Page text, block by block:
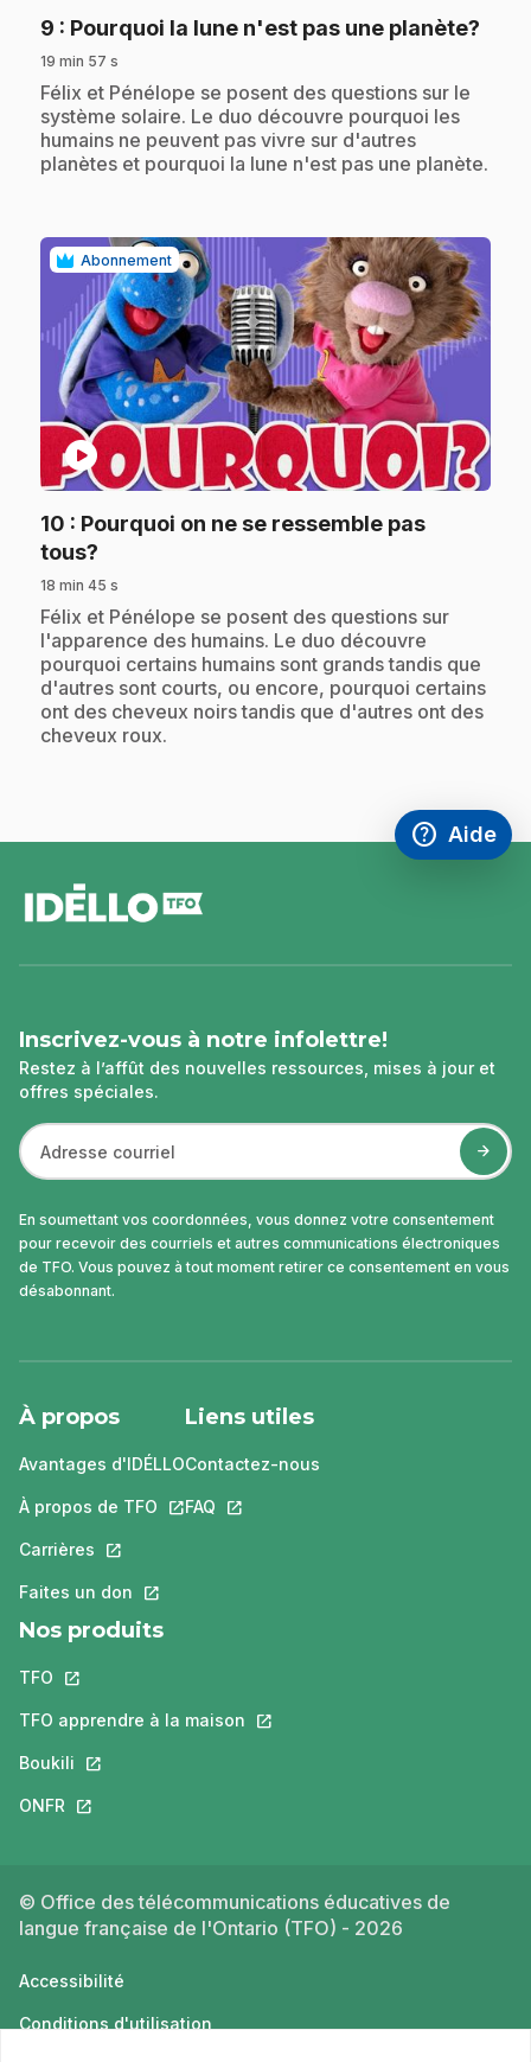
9 : Pourquoi la lune n'est pas une planète?
19 min 57 s
.Félix et Pénélope se posent des questions sur le
système solaire. Le duo découvre pourquoi les
humains ne peuvent pas vivre sur d'autres
planètes et pourquoi la lune n'est pas une planète.
Abonnement
play_circle
10 : Pourquoi on ne se ressemble pas
tous?
18 min 45 s
.Félix et Pénélope se posent des questions sur
l'apparence des humains. Le duo découvre
pourquoi certains humains sont grands tandis que
d'autres sont courts, ou encore, pourquoi certains
ont des cheveux noirs tandis que d'autres ont des
cheveux roux.
help
Accéder à
Aide
,Ce lien
de
page
Inscrivez-vous à notre infolettre!
Restez à l’affût des nouvelles ressources, mises à jour et
offres spéciales.
En soumettant vos coordonnées, vous donnez votre consentement
pour recevoir des courriels et autres communications électroniques
de TFO. Vous pouvez à tout moment retirer ce consentement en vous
désabonnant.
À propos
Avantages d'IDÉLLO
À propos de TFO Ce lien s'ouvrira dans un nouvel onglet.
Carrières Ce lien s'ouvrira dans un nouvel onglet.
Faites un don Ce lien s'ouvrira dans un nouvel onglet.
Liens utiles
Contactez-nous
FAQ Ce lien s'ouvrira dans un nouvel
Nos produits
TFO Ce lien s'ouvrira dans un nouvel onglet.
TFO apprendre à la maison Ce lien s'ouvrira dans un nouvel
Boukili Ce lien s'ouvrira dans un nouvel onglet.
ONFR Ce lien s'ouvrira dans un nouvel onglet.
© Office des télécommunications éducatives de
langue française de l'Ontario (TFO) - 2026
Accessibilité
Conditions d'utilisation